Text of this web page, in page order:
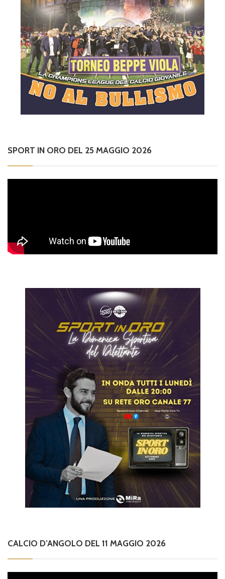
SPORT IN ORO DEL 25 MAGGIO 2026
CALCIO D’ANGOLO DEL 11 MAGGIO 2026